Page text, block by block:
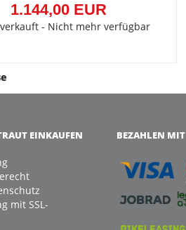
1.144,00 EUR
- Nicht mehr verfügbar
EINKAUFEN
mit SSL-
BEZAHLEN MIT